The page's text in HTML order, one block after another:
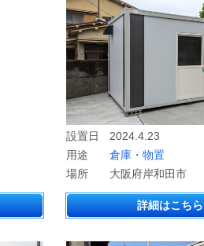
設置日
2024.4.23
用途
倉庫・物置
場所
大阪府岸和田市
詳細はこちら